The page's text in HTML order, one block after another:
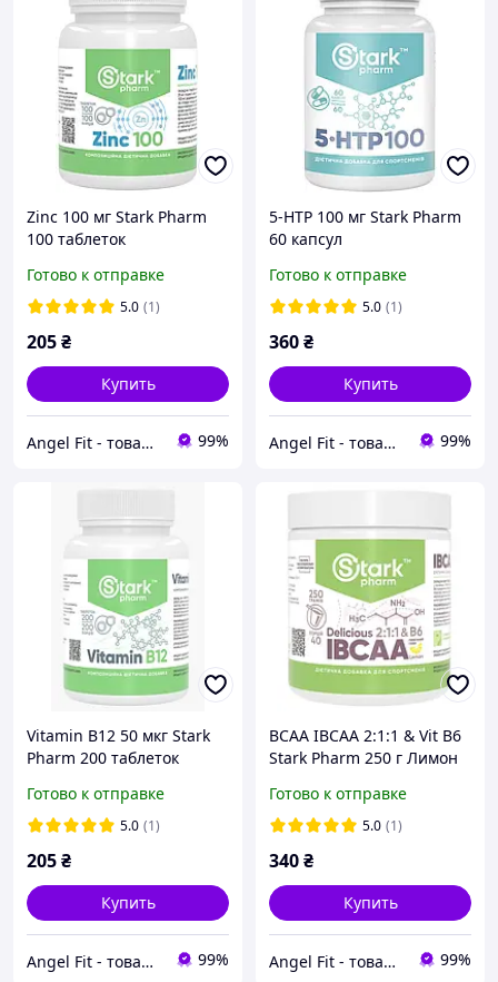
Zinc 100 мг Stark Pharm
100 таблеток
Готово к отправке
5.0 (1)
205₴
Купить
Angel Fit - товари для здоров'я, спорту та активного життя 99%
5-HTP 100 мг Stark Pharm
60 капсул
Готово к отправке
5.0 (1)
360₴
Купить
Angel Fit - товари для здоров'я, спорту та активного життя 99%
Vitamin B12 50 мкг Stark
Pharm 200 таблеток
Готово к отправке
5.0 (1)
205₴
Купить
Angel Fit - товари для здоров'я, спорту та активного життя 99%
ВСАА IBCAA 2:1:1 & Vit B6
Stark Pharm 250 г Лимон
Готово к отправке
5.0 (1)
340₴
Купить
Angel Fit - товари для здоров'я, спорту та активного життя 99%